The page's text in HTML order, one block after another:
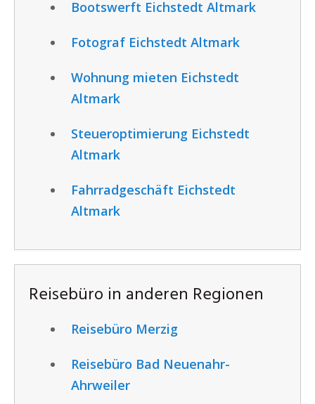
Bootswerft Eichstedt Altmark
Fotograf Eichstedt Altmark
Wohnung mieten Eichstedt
Altmark
Steueroptimierung Eichstedt
Altmark
Fahrradgeschäft Eichstedt
Altmark
Reisebüro in anderen Regionen
Reisebüro Merzig
Reisebüro Bad Neuenahr-
Ahrweiler